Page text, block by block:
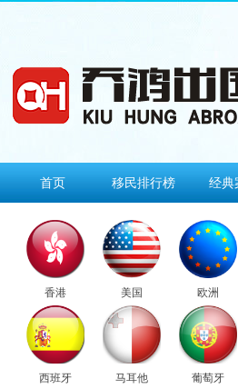
首页 移民排行榜 经典
香港 美国 欧洲
西班牙 马耳他 葡萄牙